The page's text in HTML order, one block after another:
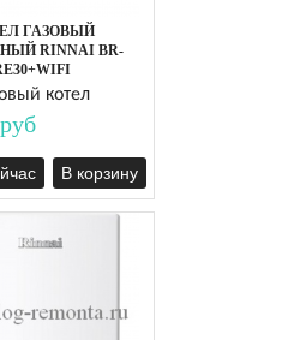
ГАЗОВЫЙ
RINNAI BR-
котел
В корзину